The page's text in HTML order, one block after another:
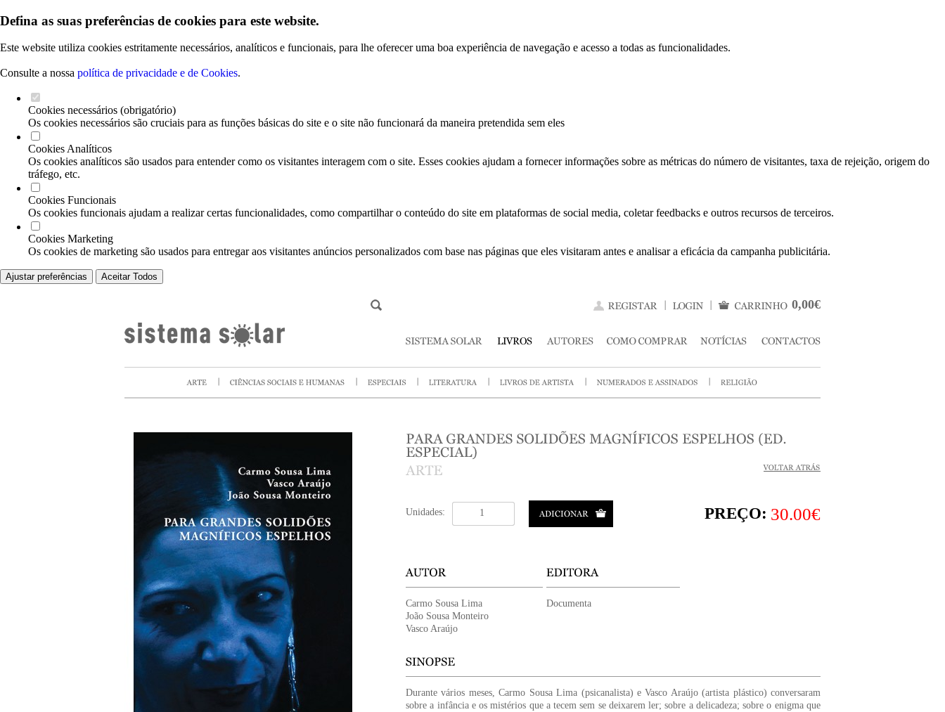
Defina as suas preferências de cookies para este website.
Este website utiliza cookies estritamente necessários, analíticos e funcionais, para lhe oferecer uma boa experiência de navegação e acesso a todas as funcionalidades.
Consulte a nossa política de privacidade e de Cookies.
Cookies necessários (obrigatório)
Os cookies necessários são cruciais para as funções básicas do site e o site não funcionará da maneira pretendida sem eles
Cookies Analíticos
Os cookies analíticos são usados para entender como os visitantes interagem com o site. Esses cookies ajudam a fornecer informações sobre as métricas do número de visitantes, taxa de rejeição, origem do
tráfego, etc.
Cookies Funcionais
Os cookies funcionais ajudam a realizar certas funcionalidades, como compartilhar o conteúdo do site em plataformas de social media, coletar feedbacks e outros recursos de terceiros.
Cookies Marketing
Os cookies de marketing são usados para entregar aos visitantes anúncios personalizados com base nas páginas que eles visitaram antes e analisar a eficácia da campanha publicitária.
Ajustar preferências Aceitar Todos
0,00€
Unidades: PREÇO: 30.00€
Carmo Sousa Lima
João Sousa Monteiro
Vasco Araújo
Documenta
Durante vários meses, Carmo Sousa Lima (psicanalista) e Vasco Araújo (artista plástico) conversaram
sobre a infância e os mistérios que a tecem sem se deixarem ler; sobre a delicadeza; sobre o enigma que